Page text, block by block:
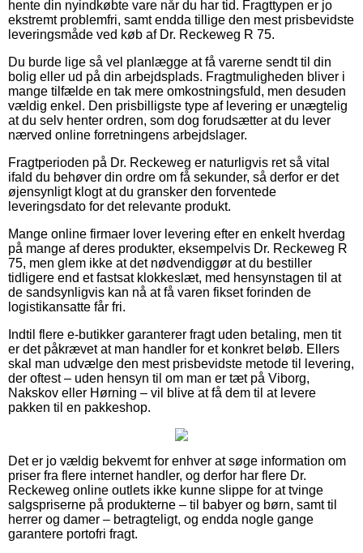
hente din nyindkøbte vare når du har tid. Fragttypen er jo
ekstremt problemfri, samt endda tillige den mest prisbevidste
leveringsmåde ved køb af Dr. Reckeweg R 75.
Du burde lige så vel planlægge at få varerne sendt til din
bolig eller ud på din arbejdsplads. Fragtmuligheden bliver i
mange tilfælde en tak mere omkostningsfuld, men desuden
vældig enkel. Den prisbilligste type af levering er unægtelig
at du selv henter ordren, som dog forudsætter at du lever
nærved online forretningens arbejdslager.
Fragtperioden på Dr. Reckeweg er naturligvis ret så vital
ifald du behøver din ordre om få sekunder, så derfor er det
øjensynligt klogt at du gransker den forventede
leveringsdato for det relevante produkt.
Mange online firmaer lover levering efter en enkelt hverdag
på mange af deres produkter, eksempelvis Dr. Reckeweg R
75, men glem ikke at det nødvendiggør at du bestiller
tidligere end et fastsat klokkeslæt, med hensynstagen til at
de sandsynligvis kan nå at få varen fikset forinden de
logistikansatte får fri.
Indtil flere e-butikker garanterer fragt uden betaling, men tit
er det påkrævet at man handler for et konkret beløb. Ellers
skal man udvælge den mest prisbevidste metode til levering,
der oftest – uden hensyn til om man er tæt på Viborg,
Nakskov eller Hørning – vil blive at få dem til at levere
pakken til en pakkeshop.
Det er jo vældig bekvemt for enhver at søge information om
priser fra flere internet handler, og derfor har flere Dr.
Reckeweg online outlets ikke kunne slippe for at tvinge
salgspriserne på produkterne – til babyer og børn, samt til
herrer og damer – betragteligt, og endda nogle gange
garantere portofri fragt.